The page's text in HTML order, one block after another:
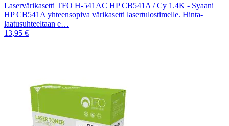
Laservärikasetti TFO H-541AC HP CB541A / Cy 1.4K - Syaani
HP CB541A yhteensopiva värikasetti lasertulostimelle. Hinta-
laatusuhteeltaan e…
13,95 €